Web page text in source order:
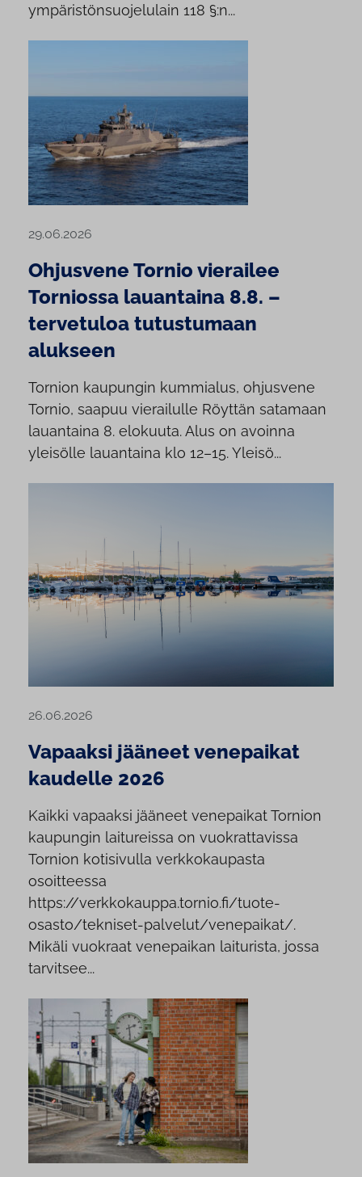
ympäristönsuojelulain 118 §:n...
29.06.2026
Ohjusvene Tornio vierailee
Torniossa lauantaina 8.8. –
tervetuloa tutustumaan
alukseen
Tornion kaupungin kummialus, ohjusvene
Tornio, saapuu vierailulle Röyttän satamaan
lauantaina 8. elokuuta. Alus on avoinna
yleisölle lauantaina klo 12–15. Yleisö...
26.06.2026
Vapaaksi jääneet venepaikat
kaudelle 2026
Kaikki vapaaksi jääneet venepaikat Tornion
kaupungin laitureissa on vuokrattavissa
Tornion kotisivulla verkkokaupasta
osoitteessa
https://verkkokauppa.tornio.fi/tuote-
osasto/tekniset-palvelut/venepaikat/.
Mikäli vuokraat venepaikan laiturista, jossa
tarvitsee...